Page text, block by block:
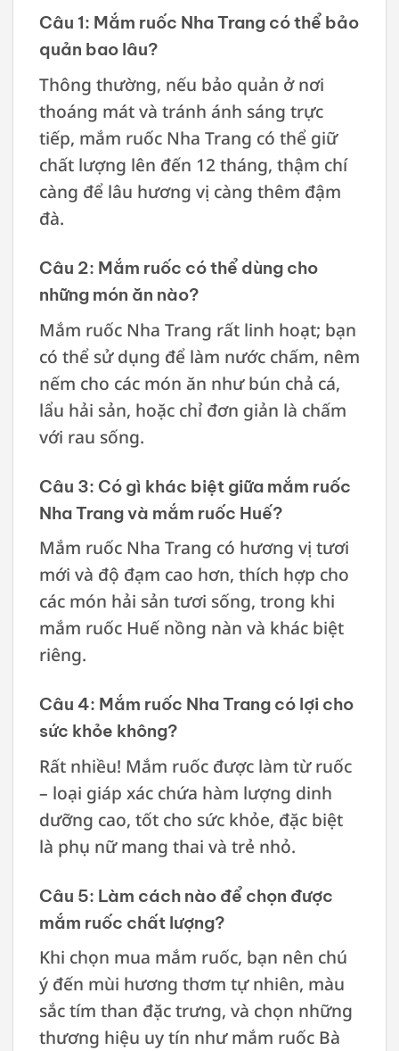
Câu 1: Mắm ruốc Nha Trang có thể bảo
quản bao lâu?
Thông thường, nếu bảo quản ở nơi
thoáng mát và tránh ánh sáng trực
tiếp, mắm ruốc Nha Trang có thể giữ
chất lượng lên đến 12 tháng, thậm chí
càng để lâu hương vị càng thêm đậm
đà.
Câu 2: Mắm ruốc có thể dùng cho
những món ăn nào?
Mắm ruốc Nha Trang rất linh hoạt; bạn
có thể sử dụng để làm nước chấm, nêm
nếm cho các món ăn như bún chả cá,
lẩu hải sản, hoặc chỉ đơn giản là chấm
với rau sống.
Câu 3: Có gì khác biệt giữa mắm ruốc
Nha Trang và mắm ruốc Huế?
Mắm ruốc Nha Trang có hương vị tươi
mới và độ đạm cao hơn, thích hợp cho
các món hải sản tươi sống, trong khi
mắm ruốc Huế nồng nàn và khác biệt
riêng.
Câu 4: Mắm ruốc Nha Trang có lợi cho
sức khỏe không?
Rất nhiều! Mắm ruốc được làm từ ruốc
– loại giáp xác chứa hàm lượng dinh
dưỡng cao, tốt cho sức khỏe, đặc biệt
là phụ nữ mang thai và trẻ nhỏ.
Câu 5: Làm cách nào để chọn được
mắm ruốc chất lượng?
Khi chọn mua mắm ruốc, bạn nên chú
ý đến mùi hương thơm tự nhiên, màu
sắc tím than đặc trưng, và chọn những
thương hiệu uy tín như mắm ruốc Bà